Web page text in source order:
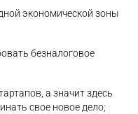
экономической зоны
безналоговое
а значит здесь
свое новое дело;